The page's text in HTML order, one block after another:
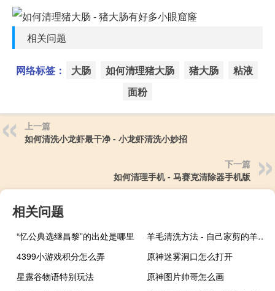
相关问题
网络标签： 大肠 如何清理猪大肠 猪大肠
粘液
面粉
上一篇
如何清洗小龙虾最干净 - 小龙虾清洗小妙招
下一篇
如何清理手机 - 马赛克清除器手机版
相关问题
“忆公典选继昌黎”的出处是哪里
羊毛清洗方法 - 自己家剪的羊毛怎么清洗
4399小游戏积分怎么弄
原神迷雾洞口怎么打开
星露谷物语特别玩法
原神图片帅哥怎么画